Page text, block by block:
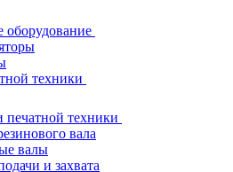
техники
печатной техники
вала
валы
и захвата